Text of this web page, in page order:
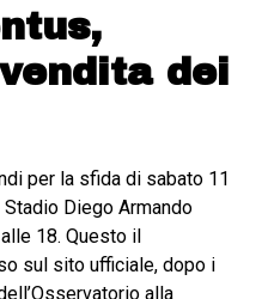
dei
per la sfida di sabato 11
Diego Armando
18. Questo il
sul sito ufficiale, dopo i
alla